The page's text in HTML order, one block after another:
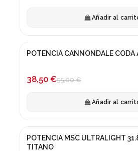
Añadir al
-30%
POTENCIA CANNONDALE CODA
38,50 €55,00 €
Añadir al
-25%
POTENCIA MSC ULTRALIGHT 31.8 6º
TITANO